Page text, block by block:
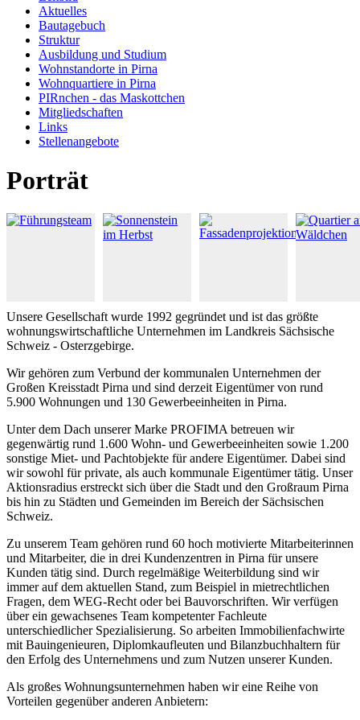
Aktuelles
Bautagebuch
Struktur
Ausbildung und Studium
Wohnstandorte in Pirna
Wohnquartiere in Pirna
PIRnchen - das Maskottchen
Mitgliedschaften
Links
Stellenangebote
Porträt
Unsere Gesellschaft wurde 1992 gegründet und ist das größte
wohnungswirtschaftliche Unternehmen im Landkreis Sächsische
Schweiz - Osterzgebirge.
Wir gehören zum Verbund der kommunalen Unternehmen der
Großen Kreisstadt Pirna und sind derzeit Eigentümer von rund
5.900 Wohnungen und 130 Gewerbeeinheiten in Pirna.
Unter dem Dach unserer Marke PROFIMA betreuen wir
gegenwärtig rund 1.600 Wohn- und Gewerbeeinheiten sowie 1.200
sonstige Miet- und Pachtobjekte für andere Eigentümer. Dabei sind
wir sowohl für private, als auch kommunale Eigentümer tätig. Unser
Aktionsradius erstreckt sich über die Stadt und den Großraum Pirna
bis hin zu Städten und Gemeinden im Bereich der Sächsischen
Schweiz.
Zu unserem Team gehören rund 60 hoch motivierte Mitarbeiterinnen
und Mitarbeiter, die in drei Kundenzentren in Pirna für unsere
Kunden tätig sind. Durch regelmäßige Weiterbildung sind wir
immer auf dem aktuellen Stand, zum Beispiel in mietrechtlichen
Fragen, dem WEG-Recht oder bei Bauvorschriften. Wir verfügen
über ein gewachsenes Team kompetenter Fachleute
unterschiedlicher Spezialisierung. So arbeiten Immobilienfachwirte
mit Bauingenieuren, Diplomkaufleuten und Bilanzbuchhaltern für
den Erfolg des Unternehmens und zum Nutzen unserer Kunden.
Als großes Wohnungsunternehmen haben wir eine Reihe von
Vorteilen gegenüber anderen Anbietern: